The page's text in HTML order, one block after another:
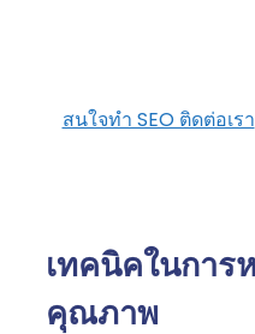
สนใจทำ SEO ติดต่อเรา
เทคนิคในการ
คุณภาพ